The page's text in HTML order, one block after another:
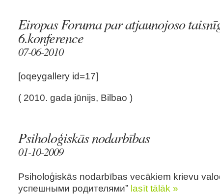
Eiropas Foruma par atjaunojoso
6.konference
07-06-2010
[oqeygallery id=17]
( 2010. gada jūnijs, Bilbao )
Psiholoģiskās nodarbības
01-10-2009
Psiholoģiskās nodarbības vecākiem krievu
успешными родителями” lasīt tālāk »